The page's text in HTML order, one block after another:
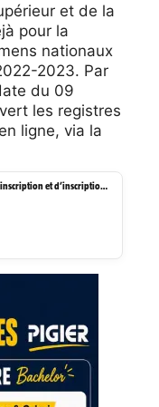
et de la
pour la
nationaux
2023. Par
du 09
les registres
ligne, via la
Bénin: ouverture des registres de préinscription et d’inscription aux examens de Licence et de Master